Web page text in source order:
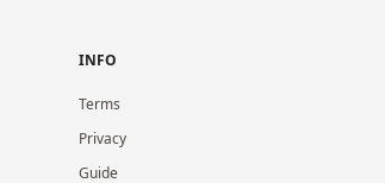
INFO
Terms
Privacy
Guide